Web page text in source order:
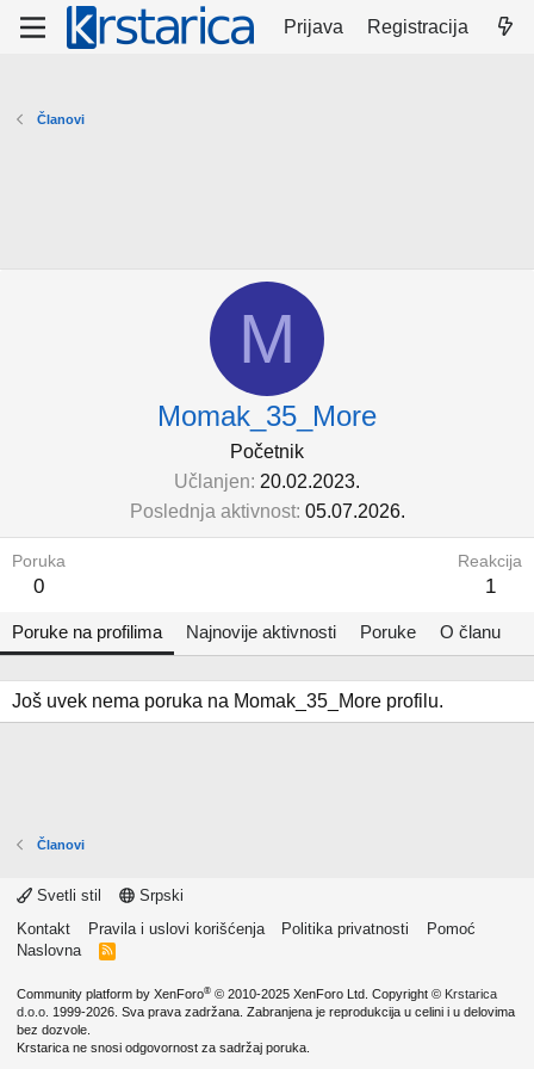
Prijava Registracija
Članovi
M
Momak_35_More
Početnik
Učlanjen 20.02.2023.
Poslednja aktivnost 05.07.2026.
Poruka
0
Reakcija
1
Poruke na profilima Najnovije aktivnosti Poruke O članu
Još uvek nema poruka na Momak_35_More profilu.
Članovi
Svetli stil
Srpski
Kontakt
Pravila i uslovi korišćenja Politika privatnosti
Pomoć
Naslovna
R
Community platform by XenForo® © 2010-2025 XenForo Ltd. Copyright © Krstarica
d.o.o. 1999-2026. Sva prava zadržana. Zabranjena je reprodukcija u celini i u delovima
bez dozvole.
Krstarica ne snosi odgovornost za sadržaj poruka.